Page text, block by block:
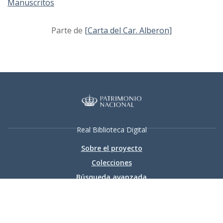
Manuscritos
Parte de [Carta del Car. Alberon]
Real Biblioteca Digital
Sobre el proyecto
Colecciones
Búsqueda avanzada